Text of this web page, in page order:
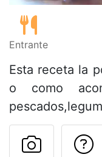
Entrante
Esta receta la
o como